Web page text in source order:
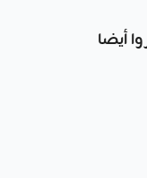
أيضا